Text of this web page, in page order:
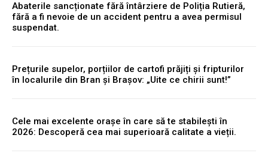
Abaterile sancționate fără întârziere de Poliția Rutieră,
fără a fi nevoie de un accident pentru a avea permisul
suspendat.
Prețurile supelor, porțiilor de cartofi prăjiți și fripturilor
în localurile din Bran și Brașov: „Uite ce chirii sunt!”
Cele mai excelente orașe în care să te stabilești în
2026: Descoperă cea mai superioară calitate a vieții.